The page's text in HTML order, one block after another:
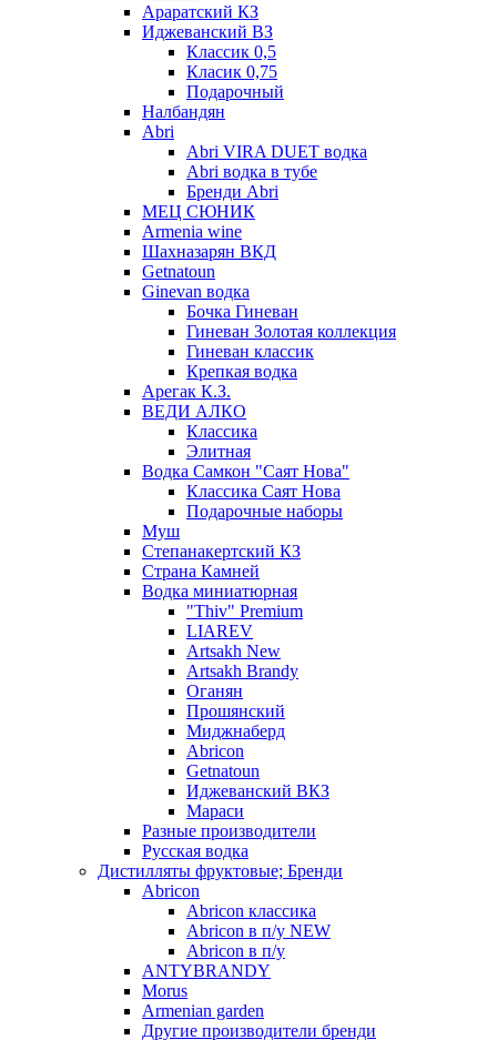
Араратский КЗ
Иджеванский ВЗ
Классик 0,5
Класик 0,75
Подарочный
Налбандян
Abri
Abri VIRA DUET водка
Abri водка в тубе
Бренди Abri
МЕЦ СЮНИК
Armenia wine
Шахназарян ВКД
Getnatoun
Ginevan водка
Бочка Гиневан
Гиневан Золотая коллекция
Гиневан классик
Крепкая водка
Арегак К.З.
ВЕДИ АЛКО
Классика
Элитная
Водка Самкон "Саят Нова"
Классика Саят Нова
Подарочные наборы
Муш
Степанакертский КЗ
Страна Камней
Водка миниатюрная
"Thiv" Premium
LIAREV
Artsakh New
Artsakh Brandy
Оганян
Прошянский
Миджнаберд
Abricon
Getnatoun
Иджеванский ВКЗ
Мараси
Разные производители
Русская водка
Дистилляты фруктовые; Бренди
Abricon
Abricon классика
Abricon в п/у NEW
Abricon в п/у
ANTYBRANDY
Morus
Armenian garden
Другие производители бренди